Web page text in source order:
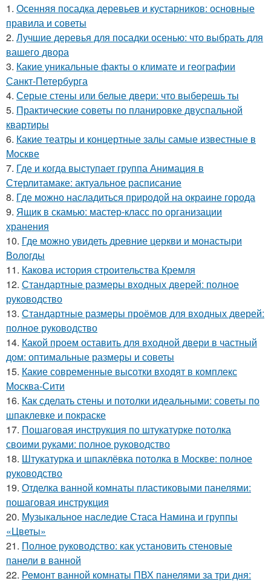
1. Осенняя посадка деревьев и кустарников: основные
правила и советы
2. Лучшие деревья для посадки осенью: что выбрать для
вашего двора
3. Какие уникальные факты о климате и географии
Санкт-Петербурга
4. Серые стены или белые двери: что выберешь ты
5. Практические советы по планировке двуспальной
квартиры
6. Какие театры и концертные залы самые известные в
Москве
7. Где и когда выступает группа Анимация в
Стерлитамаке: актуальное расписание
8. Где можно насладиться природой на окраине города
9. Ящик в скамью: мастер-класс по организации
хранения
10. Где можно увидеть древние церкви и монастыри
Вологды
11. Какова история строительства Кремля
12. Стандартные размеры входных дверей: полное
руководство
13. Стандартные размеры проёмов для входных дверей:
полное руководство
14. Какой проем оставить для входной двери в частный
дом: оптимальные размеры и советы
15. Какие современные высотки входят в комплекс
Москва-Сити
16. Как сделать стены и потолки идеальными: советы по
шпаклевке и покраске
17. Пошаговая инструкция по штукатурке потолка
своими руками: полное руководство
18. Штукатурка и шпаклёвка потолка в Москве: полное
руководство
19. Отделка ванной комнаты пластиковыми панелями:
пошаговая инструкция
20. Музыкальное наследие Стаса Намина и группы
«Цветы»
21. Полное руководство: как установить стеновые
панели в ванной
22. Ремонт ванной комнаты ПВХ панелями за три дня: